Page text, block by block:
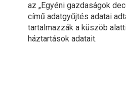
az „Egyéni gazdaságok
című adatgyűjtés adatai
tartalmazzák a küszöb
háztartások adatait.